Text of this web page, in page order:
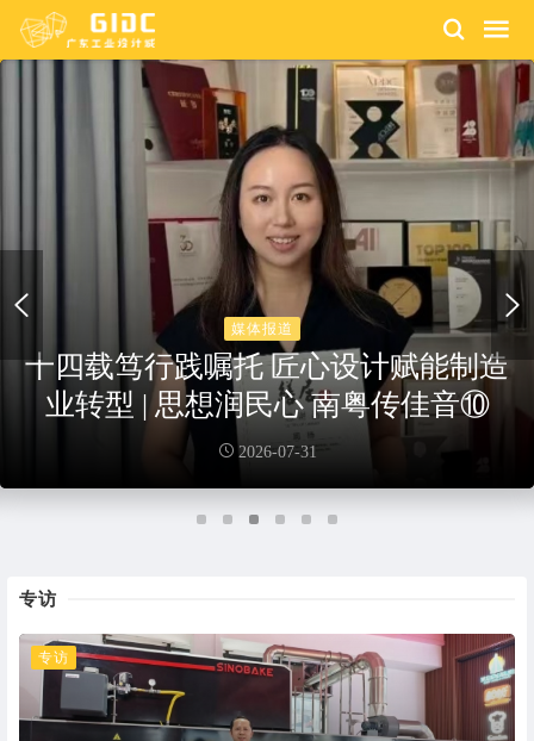
园区动态
盛夏筑梦，设计启航——2026设计城
夏令营用设计点亮夏日
2026-07-24
专访
专访